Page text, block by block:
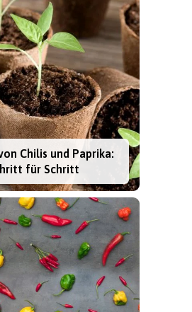
Chilis und Paprika:
für Schritt